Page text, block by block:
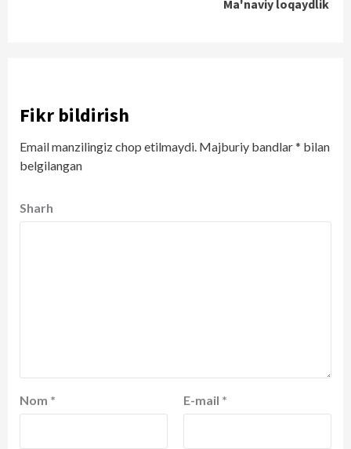
Ma'naviy loqaydlik
Fikr bildirish
Email manzilingiz chop etilmaydi. Majburiy bandlar* bilan
belgilangan
Sharh
Nom * E-mail *